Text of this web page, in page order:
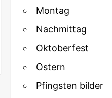
Montag
Nachmittag
Oktoberfest
Ostern
Pfingsten bilder